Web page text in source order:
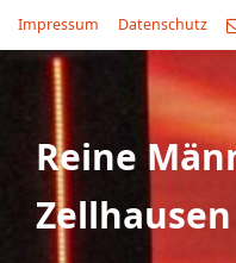
Impressum Datenschutz
Reine
Zellhausen